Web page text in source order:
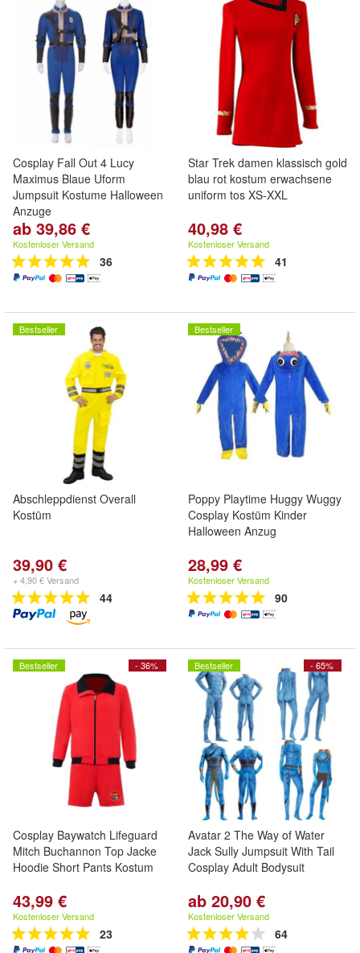
Cosplay Fall Out 4 Lucy
Maximus Blaue Uform
Jumpsuit Kostume Halloween
Anzuge
ab 39,86 €
Kostenloser Versand
36
Star Trek damen klassisch gold
blau rot kostum erwachsene
uniform tos XS-XXL
40,98 €
Kostenloser Versand
41
Bestseller
Abschleppdienst Overall
Kostüm
39,90 €
+ 4,90 € Versand
44
Bestseller
Poppy Playtime Huggy Wuggy
Cosplay Kostüm Kinder
Halloween Anzug
28,99 €
Kostenloser Versand
90
- 36%
Bestseller
Cosplay Baywatch Lifeguard
Mitch Buchannon Top Jacke
Hoodie Short Pants Kostum
43,99 €
Kostenloser Versand
23
- 65%
Bestseller
Avatar 2 The Way of Water
Jack Sully Jumpsuit With Tail
Cosplay Adult Bodysuit
ab 20,90 €
Kostenloser Versand
64